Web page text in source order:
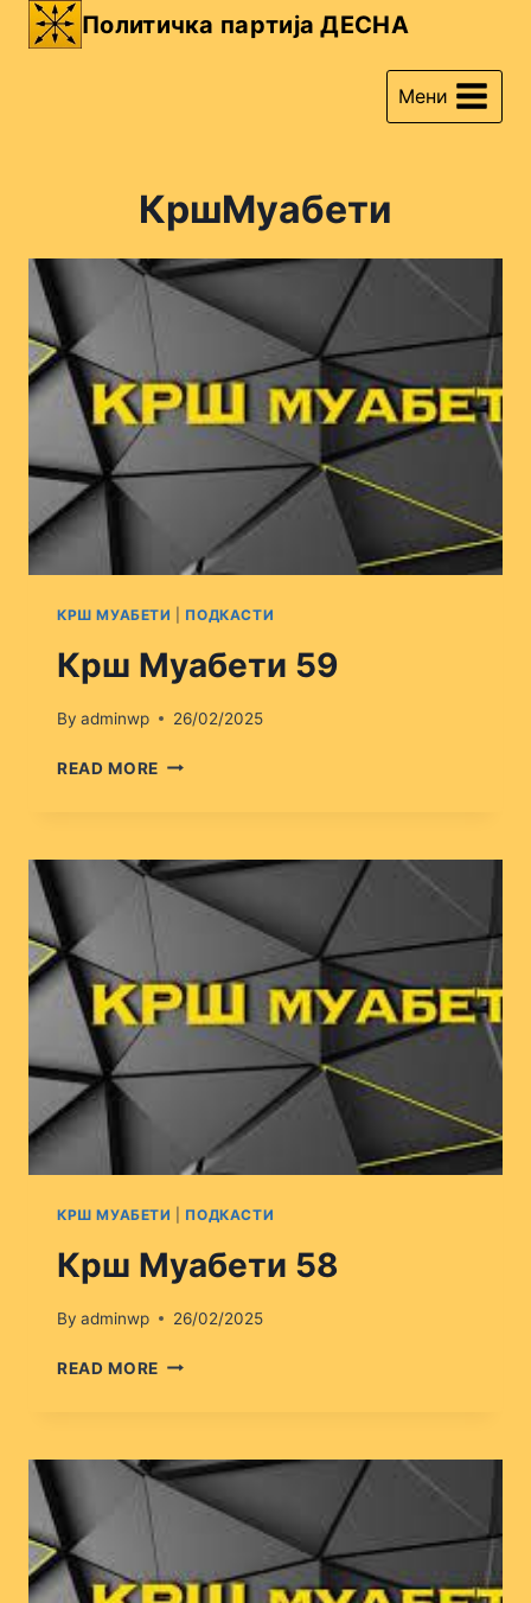
Skip
Политичка партија ДЕСНА
Мени
КршМуабети
КРШ МУАБЕТИ ПОДКАСТИ
Крш Муабети 59
By adminwp 26/02/2025
READ MORE КРШ
КРШ МУАБЕТИ ПОДКАСТИ
Крш Муабети 58
By adminwp 26/02/2025
READ MORE КРШ